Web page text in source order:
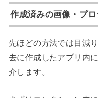
作成済みの画像・プ
先ほどの方法では目減
去に作成したアプリ内
介します。